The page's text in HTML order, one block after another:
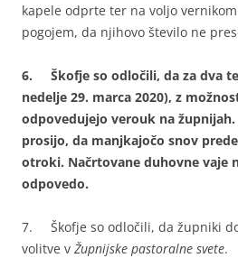
kapele odprte ter na voljo
pogojem, da njihovo število ne
6. Škofje so odločili, da za dva
nedelje 29. marca 2020), z
odpovedujejo verouk na
prosijo, da manjkajočo snov
otroki. Načrtovane duhovne vaje
odpovedo.
7. Škofje so odločili, da župniki
volitve v Župnijske pastoralne svete.